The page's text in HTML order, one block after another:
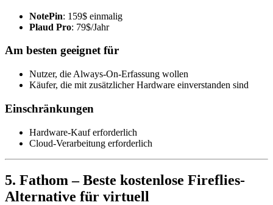
NotePin: 159$ einmalig
Plaud Pro: 79$/Jahr
Am besten geeignet für
Nutzer, die Always-On-Erfassung wollen
Käufer, die mit zusätzlicher Hardware einverstanden sind
Einschränkungen
Hardware-Kauf erforderlich
Cloud-Verarbeitung erforderlich
5. Fathom – Beste kostenlose Fireflies-
Alternative für virtuell